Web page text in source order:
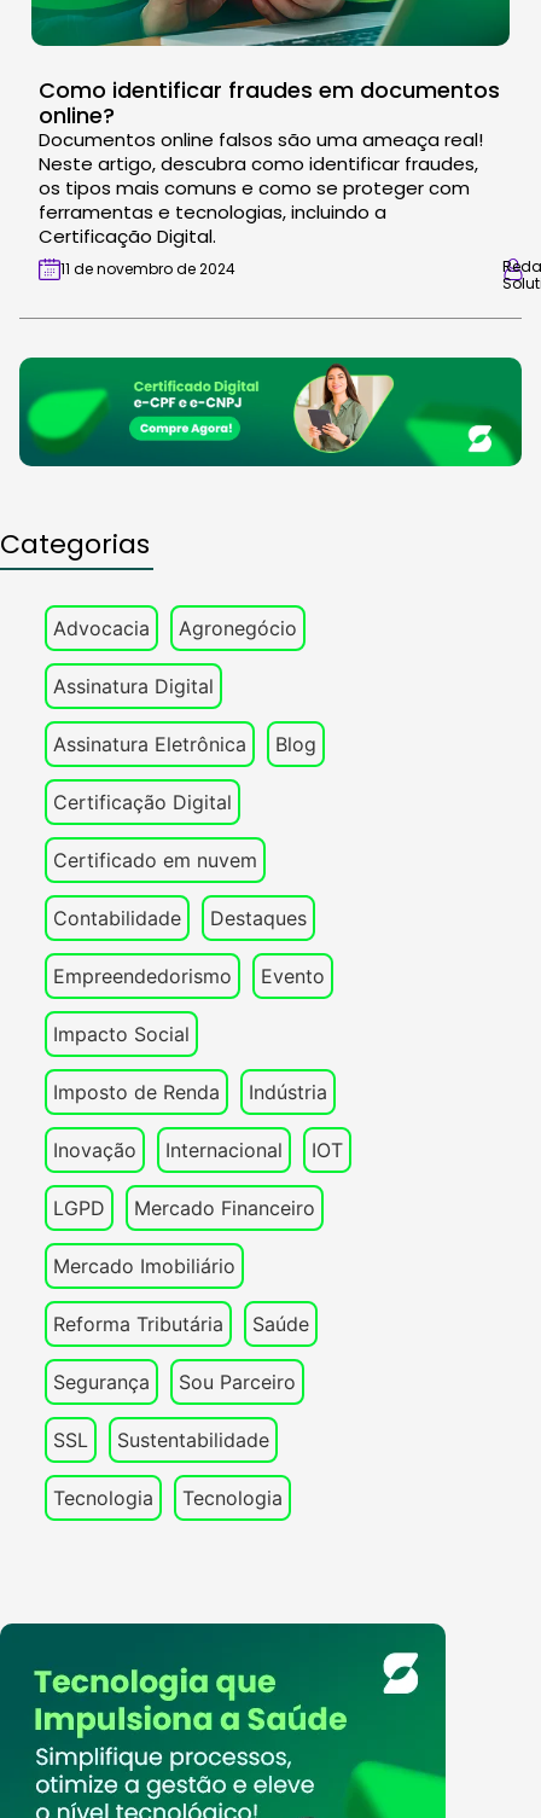
Como identificar fraudes em documentos
online?
Documentos online falsos são uma ameaça real!
Neste artigo, descubra como identificar fraudes,
os tipos mais comuns e como se proteger com
ferramentas e tecnologias, incluindo a
Certificação Digital.
11 de novembro de 2024
Categorias
Advocacia Agronegócio
Assinatura Digital
Assinatura Eletrônica Blog
Certificação Digital
Certificado em nuvem
Contabilidade Destaques
Empreendedorismo Evento
Impacto Social
Imposto de Renda Indústria
Inovação Internacional IOT
LGPD Mercado Financeiro
Mercado Imobiliário
Reforma Tributária Saúde
Segurança Sou Parceiro
SSL Sustentabilidade
Tecnologia Tecnologia